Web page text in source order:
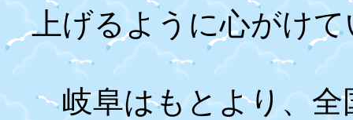
上げるように心がけ
岐阜はもとより、全